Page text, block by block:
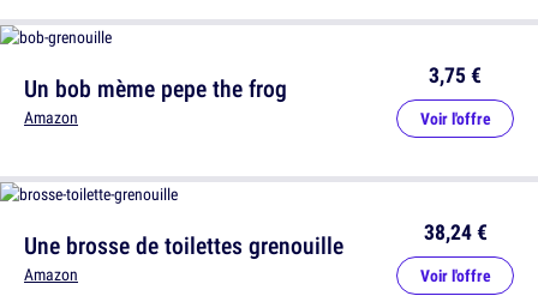
Un bob mème pepe the frog
Amazon
3,75 €
Voir l'offre
Une brosse de toilettes grenouille
Amazon
38,24 €
Voir l'offre